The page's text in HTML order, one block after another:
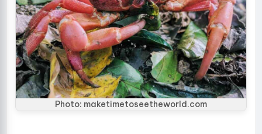
Photo: maketimetoseetheworld.com